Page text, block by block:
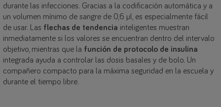
durante las infecciones. Gracias a la codificación automática y a
un volumen mínimo de sangre de 0,6 µl, es especialmente fácil
de usar. Las flechas de tendencia inteligentes muestran
inmediatamente si los valores se encuentran dentro del intervalo
objetivo, mientras que la función de protocolo de insulina
integrada ayuda a controlar las dosis basales y de bolo. Un
compañero compacto para la máxima seguridad en la escuela y
durante el tiempo libre.